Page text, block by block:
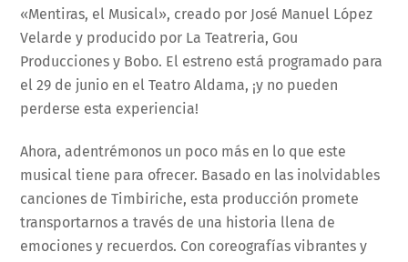
«Mentiras, el Musical», creado por José Manuel López
Velarde y producido por La Teatreria, Gou
Producciones y Bobo. El estreno está programado para
el 29 de junio en el Teatro Aldama, ¡y no pueden
perderse esta experiencia!
Ahora, adentrémonos un poco más en lo que este
musical tiene para ofrecer. Basado en las inolvidables
canciones de Timbiriche, esta producción promete
transportarnos a través de una historia llena de
emociones y recuerdos. Con coreografías vibrantes y